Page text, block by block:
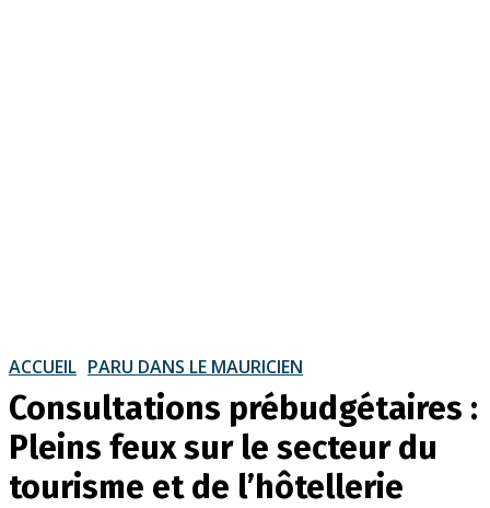
ACCUEIL PARU DANS LE MAURICIEN
Consultations prébudgétaires :
Pleins feux sur le secteur du
tourisme et de l’hôtellerie